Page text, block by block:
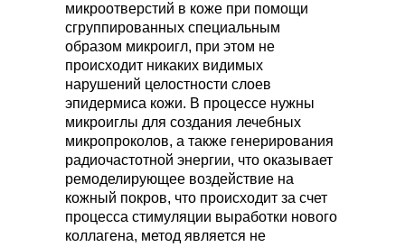
микроотверстий в коже при помощи
сгруппированных специальным
образом микроигл, при этом не
происходит никаких видимых
нарушений целостности слоев
эпидермиса кожи. В процессе нужны
микроиглы для создания лечебных
микропроколов, а также генерирования
радиочастотной энергии, что оказывает
ремоделирующее воздействие на
кожный покров, что происходит за счет
процесса стимуляции выработки нового
коллагена, метод является не